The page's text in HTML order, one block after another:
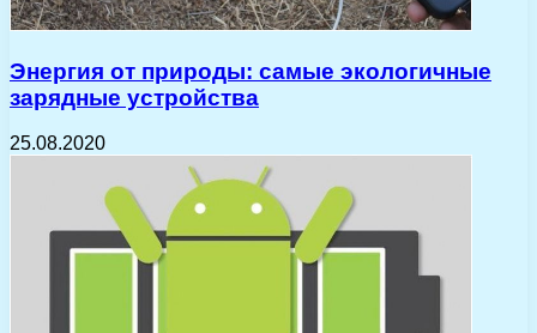
Энергия от природы: самые экологичные
зарядные устройства
25.08.2020